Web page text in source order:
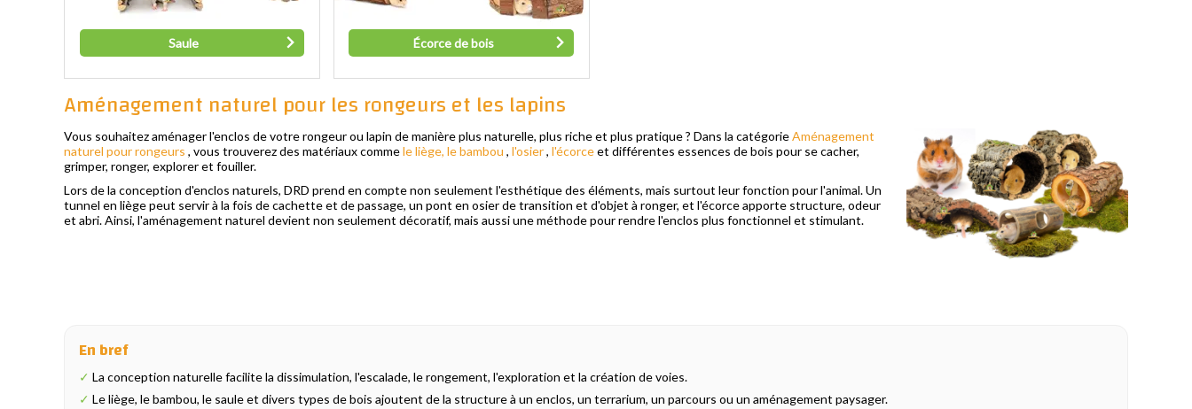
Saule Écorce de bois
Aménagement naturel pour les rongeurs et les lapins
Vous souhaitez aménager l'enclos de votre rongeur ou lapin de manière plus naturelle, plus riche et plus pratique ? Dans la catégorieAménagement
naturel pour rongeurs , vous trouverez des matériaux commele liège, le bambou , l'osier, l'écorceet différentes essences de bois pour se cacher,
grimper, ronger, explorer et fouiller.
Lors de la conception d'enclos naturels, DRD prend en compte non seulement l'esthétique des éléments, mais surtout leur fonction pour l'animal. Un
tunnel en liège peut servir à la fois de cachette et de passage, un pont en osier de transition et d'objet à ronger, et l'écorce apporte structure, odeur
et abri. Ainsi, l'aménagement naturel devient non seulement décoratif, mais aussi une méthode pour rendre l'enclos plus fonctionnel et stimulant.
En bref
✓ La conception naturelle facilite la dissimulation, l'escalade, le rongement, l'exploration et la création de voies.
✓ Le liège, le bambou, le saule et divers types de bois ajoutent de la structure à un enclos, un terrarium, un parcours ou un aménagement paysager.